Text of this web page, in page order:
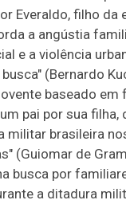
Everaldo, filho da
a angústia
e a violência
(Bernardo
baseado em
pai por sua filha,
militar brasileira
(Guiomar de
busca por
a ditadura